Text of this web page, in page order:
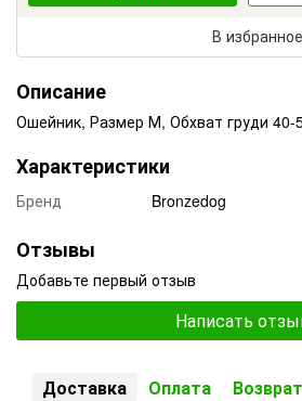
В избранное
Описание
Ошейник, Размер М, Обхват груди 40-
Характеристики
Бренд Bronzedog
Отзывы
Добавьте первый отзыв
Написать
Доставка Оплата Возврат